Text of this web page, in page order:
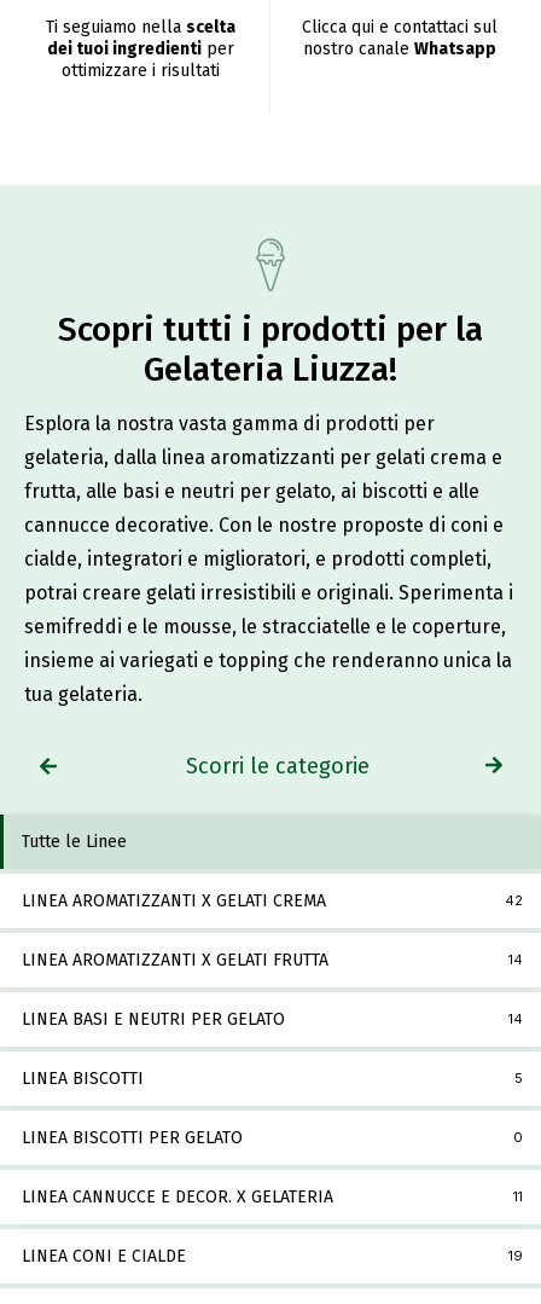
Ti seguiamo nella scelta
dei tuoi ingredienti per
ottimizzare i risultati
Clicca qui e contattaci sul
nostro canale Whatsapp
Scopri tutti i prodotti per la
Gelateria Liuzza!​
Esplora la nostra vasta gamma di prodotti per
gelateria, dalla linea aromatizzanti per gelati crema e
frutta, alle basi e neutri per gelato, ai biscotti e alle
cannucce decorative. Con le nostre proposte di coni e
cialde, integratori e miglioratori, e prodotti completi,
potrai creare gelati irresistibili e originali. Sperimenta i
semifreddi e le mousse, le stracciatelle e le coperture,
insieme ai variegati e topping che renderanno unica la
tua gelateria.
Scorri le categorie
Tutte le Linee
LINEA AROMATIZZANTI X GELATI CREMA 42
LINEA AROMATIZZANTI X GELATI FRUTTA 14
LINEA BASI E NEUTRI PER GELATO 14
LINEA BISCOTTI 5
LINEA BISCOTTI PER GELATO 0
LINEA CANNUCCE E DECOR. X GELATERIA 11
LINEA CONI E CIALDE 19